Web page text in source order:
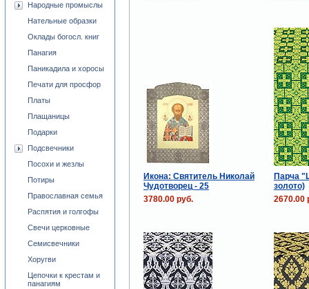
Икона: Святитель Николай
Чудотворец - 25
Парча
золото)
3780.00 руб.
2670.00
Народные промыслы
Нательные образки
Оклады богосл. книг
Панагия
Паникадила и хоросы
Печати для просфор
Платы
Плащаницы
Подарки
Подсвечники
Посохи и жезлы
Потиры
Православная семья
Распятия и голгофы
Свечи церковные
Семисвечники
Хоругви
Цепочки к крестам и
панагиям